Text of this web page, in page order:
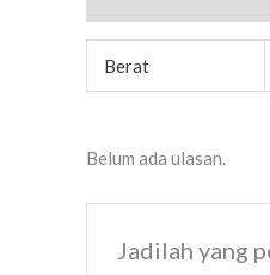
Berat
Belum ada ulasan.
Jadilah yang